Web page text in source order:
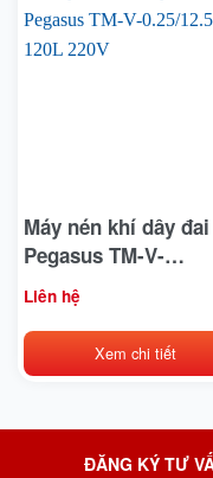
Máy nén khí dây đai
Pegasus TM-V-
0.25/12.5-120L 220V
Liên hệ
Xem chi tiết
ĐĂNG KÝ TƯ